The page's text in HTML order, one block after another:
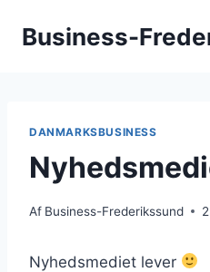
Business-
DANMARKSBUSINESS
Af Business-Frederikssund
Nyhedsmediet lever